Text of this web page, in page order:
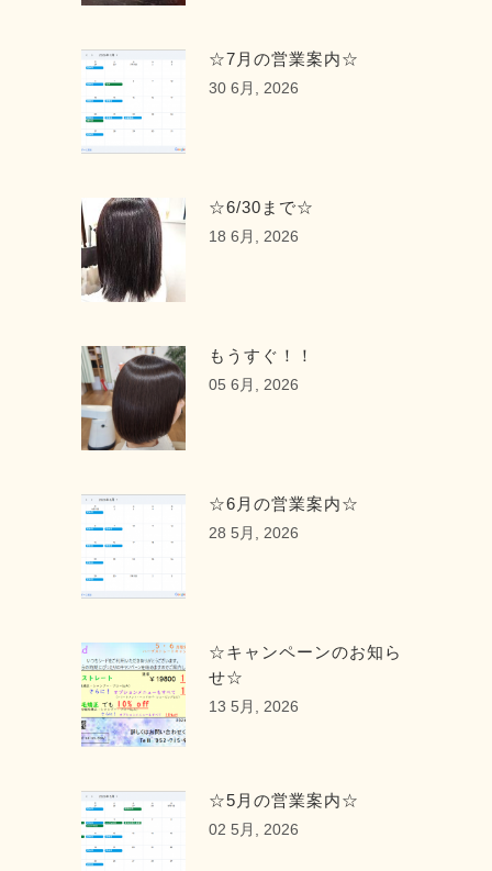
☆7月の営業案内☆
30 6月, 2026
☆6/30まで☆
18 6月, 2026
もうすぐ！！
05 6月, 2026
☆6月の営業案内☆
28 5月, 2026
☆キャンペーンのお知ら
せ☆
13 5月, 2026
☆5月の営業案内☆
02 5月, 2026